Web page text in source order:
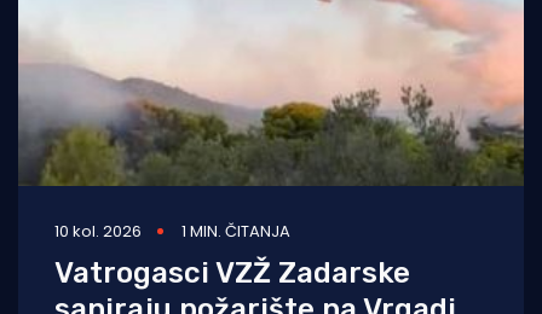
10 kol. 2026 1 MIN. ČITANJA
Vatrogasci VZŽ Zadarske